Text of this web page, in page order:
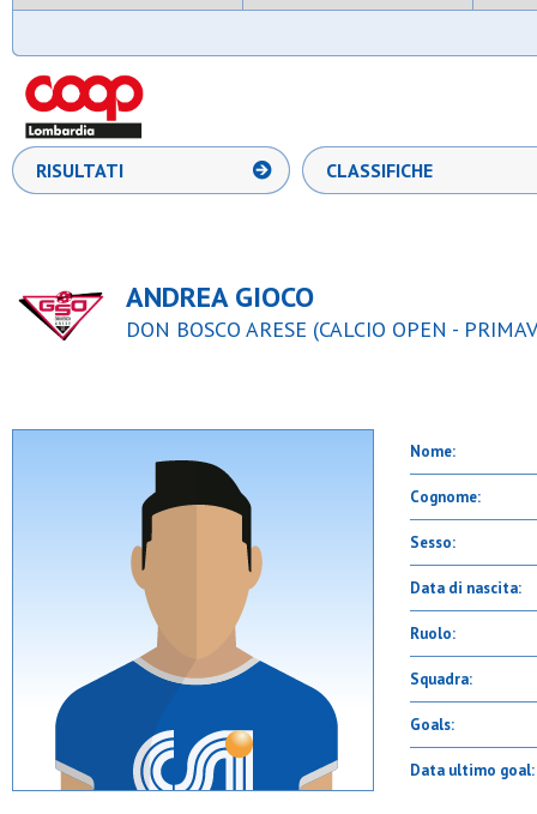
RISULTATI CLASSIFICHE
ANDREA GIOCO
DON BOSCO ARESE (CALCIO OPEN -
Nome:
Cognome:
Sesso:
Data di nascita:
Ruolo:
Squadra:
Goals:
Data ultimo goal: